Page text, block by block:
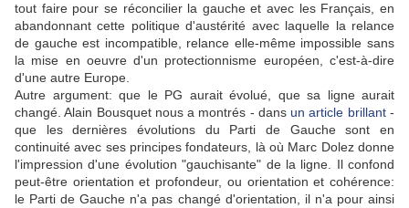
tout faire pour se réconcilier la gauche et avec les Français, en
abandonnant cette politique d'austérité avec laquelle la relance
de gauche est incompatible, relance elle-même impossible sans
la mise en oeuvre d'un protectionnisme européen, c'est-à-dire
d'une autre Europe.
Autre argument: que le PG aurait évolué, que sa ligne aurait
changé. Alain Bousquet nous a montrés - dans un article brillant-
que les dernières évolutions du Parti de Gauche sont en
continuité avec ses principes fondateurs, là où Marc Dolez donne
l'impression d'une évolution "gauchisante" de la ligne. Il confond
peut-être orientation et profondeur, ou orientation et cohérence:
le Parti de Gauche n'a pas changé d'orientation, il n'a pour ainsi